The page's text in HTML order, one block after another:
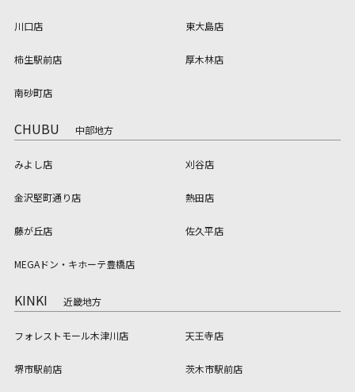
川口店 東大島店
柿生駅前店 厚木林店
南砂町店
CHUBU 中部地方
みよし店 刈谷店
金沢堅町通り店 熱田店
藤が丘店 佐久平店
MEGAドン・キホーテ豊橋店
KINKI 近畿地方
フォレストモール木津川店 天王寺店
堺市駅前店 茨木市駅前店